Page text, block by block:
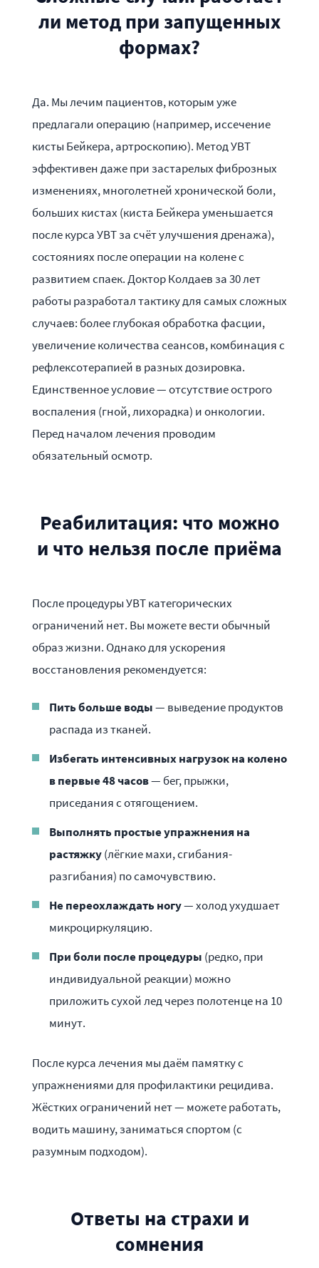
ли метод при запущенных
формах?
Да. Мы лечим пациентов, которым уже
предлагали операцию (например, иссечение
кисты Бейкера, артроскопию). Метод УВТ
эффективен даже при застарелых фиброзных
изменениях, многолетней хронической боли,
больших кистах (киста Бейкера уменьшается
после курса УВТ за счёт улучшения дренажа),
состояниях после операции на колене с
развитием спаек. Доктор Колдаев за 30 лет
работы разработал тактику для самых сложных
случаев: более глубокая обработка фасции,
увеличение количества сеансов, комбинация с
рефлексотерапией в разных дозировка.
Единственное условие — отсутствие острого
воспаления (гной, лихорадка) и онкологии.
Перед началом лечения проводим
обязательный осмотр.
Реабилитация: что можно
и что нельзя после приёма
После процедуры УВТ категорических
ограничений нет. Вы можете вести обычный
образ жизни. Однако для ускорения
восстановления рекомендуется:
Пить больше воды— выведение продуктов
распада из тканей.
Избегать интенсивных нагрузок на колено
в первые 48 часов— бег, прыжки,
приседания с отягощением.
Выполнять простые упражнения на
растяжку(лёгкие махи, сгибания-
разгибания) по самочувствию.
Не переохлаждать ногу— холод ухудшает
микроциркуляцию.
При боли после процедуры (редко, при
индивидуальной реакции) можно
приложить сухой лед через полотенце на 10
минут.
После курса лечения мы даём памятку с
упражнениями для профилактики рецидива.
Жёстких ограничений нет — можете работать,
водить машину, заниматься спортом (с
разумным подходом).
Ответы на страхи и
сомнения